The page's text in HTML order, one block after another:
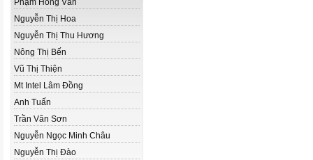
Phạm Hồng Vân
Nguyễn Thị Hoa
Nguyễn Thị Thu Hương
Nông Thị Bến
Vũ Thị Thiện
Mt Intel Lâm Đồng
Anh Tuấn
Trần Văn Sơn
Nguyễn Ngọc Minh Châu
Nguyễn Thị Đào